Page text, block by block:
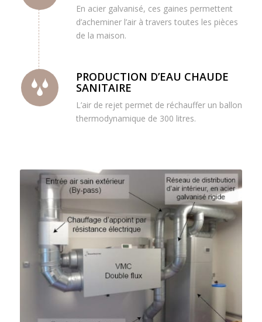
En acier galvanisé, ces gaines permettent
d’acheminer l’air à travers toutes les pièces
de la maison.
PRODUCTION D’EAU CHAUDE
SANITAIRE
L’air de rejet permet de réchauffer un ballon
thermodynamique de 300 litres.